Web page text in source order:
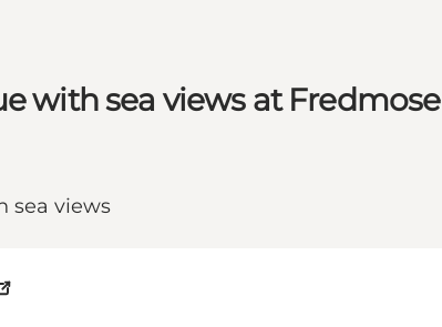
with sea views at Fredmose
sea views